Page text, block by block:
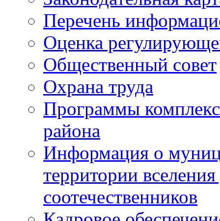
Перечень
Оценка
Общественный совет
Охрана труда
Программы
района
Информация о
территории
соотечественников